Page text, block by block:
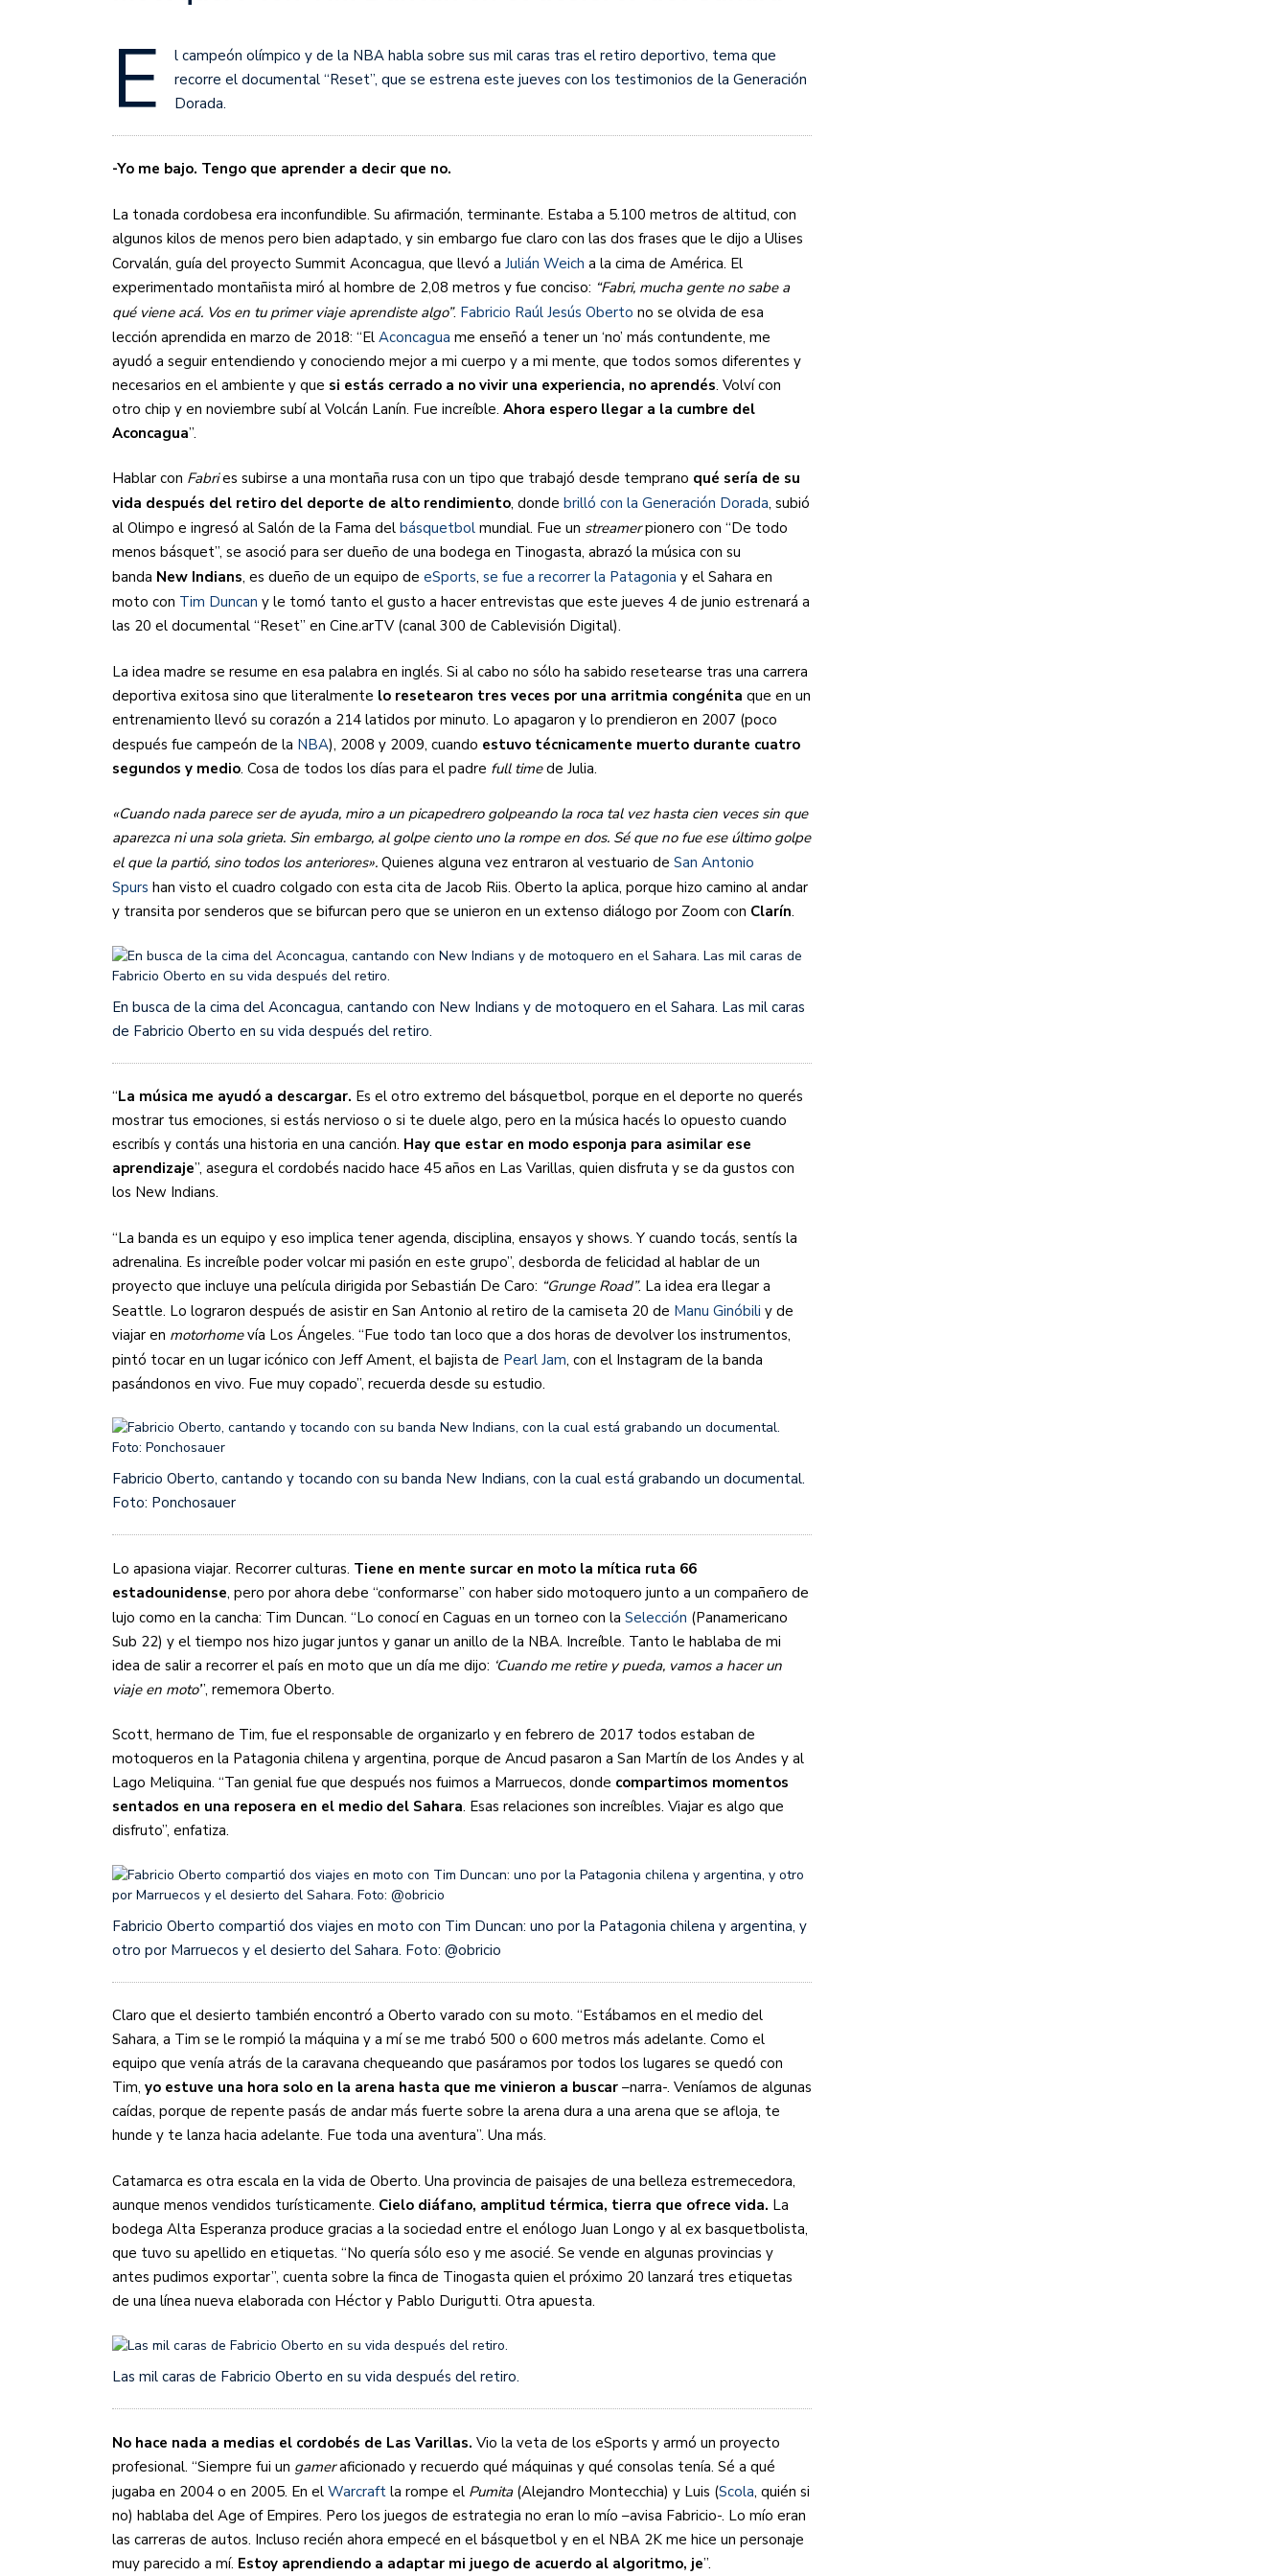
Empieza el Clausura: las diez cosas que tenés que saber
E
l campeón olímpico y de la NBA habla sobre sus mil caras tras el retiro deportivo, tema que
recorre el documental “Reset”, que se estrena este jueves con los testimonios de la Generación
Dorada.
-Yo me bajo. Tengo que aprender a decir que no.
La tonada cordobesa era inconfundible. Su afirmación, terminante. Estaba a 5.100 metros de altitud, con
algunos kilos de menos pero bien adaptado, y sin embargo fue claro con las dos frases que le dijo a Ulises
Corvalán, guía del proyecto Summit Aconcagua, que llevó a Julián Weich a la cima de América. El
experimentado montañista miró al hombre de 2,08 metros y fue conciso: “Fabri, mucha gente no sabe a
qué viene acá. Vos en tu primer viaje aprendiste algo”. Fabricio Raúl Jesús Oberto ​ no se olvida de esa
lección aprendida en marzo de 2018: “El Aconcagua me enseñó a tener un ‘no’ más contundente, me
ayudó a seguir entendiendo y conociendo mejor a mi cuerpo y a mi mente, que todos somos diferentes y
necesarios en el ambiente y que si estás cerrado a no vivir una experiencia, no aprendés. Volví con
otro chip y en noviembre subí al Volcán Lanín. Fue increíble. Ahora espero llegar a la cumbre del
Aconcagua”.
Hablar con Fabries subirse a una montaña rusa con un tipo que trabajó desde temprano qué sería de su
vida después del retiro del deporte de alto rendimiento, donde brilló con la Generación Dorada, subió
al Olimpo e ingresó al Salón de la Fama del básquetbol mundial. Fue un streamerpionero con “De todo
menos básquet”, se asoció para ser dueño de una bodega en Tinogasta, abrazó la música con su
banda New Indians, es dueño de un equipo de eSports, se fue a recorrer la Patagonia y el Sahara en
moto con Tim Duncan ​ y le tomó tanto el gusto a hacer entrevistas que este jueves 4 de junio estrenará a
las 20 el documental “Reset” en Cine.arTV (canal 300 de Cablevisión Digital).
La idea madre se resume en esa palabra en inglés. Si al cabo no sólo ha sabido resetearse tras una carrera
deportiva exitosa sino que literalmente lo resetearon tres veces por una arritmia congénita que en un
entrenamiento llevó su corazón a 214 latidos por minuto. Lo apagaron y lo prendieron en 2007 (poco
después fue campeón de la NBA), 2008 y 2009, cuando estuvo técnicamente muerto durante cuatro
segundos y medio. Cosa de todos los días para el padre full timede Julia.
«Cuando nada parece ser de ayuda, miro a un picapedrero golpeando la roca tal vez hasta cien veces sin que
aparezca ni una sola grieta. Sin embargo, al golpe ciento uno la rompe en dos. Sé que no fue ese último golpe
el que la partió, sino todos los anteriores». Quienes alguna vez entraron al vestuario de San Antonio
Spurs han visto el cuadro colgado con esta cita de Jacob Riis. Oberto la aplica, porque hizo camino al andar
y transita por senderos que se bifurcan pero que se unieron en un extenso diálogo por Zoom con Clarín.
En busca de la cima del Aconcagua, cantando con New Indians y de motoquero en el Sahara. Las mil caras
de Fabricio Oberto en su vida después del retiro.
“La música me ayudó a descargar. Es el otro extremo del básquetbol, porque en el deporte no querés
mostrar tus emociones, si estás nervioso o si te duele algo, pero en la música hacés lo opuesto cuando
escribís y contás una historia en una canción. Hay que estar en modo esponja para asimilar ese
aprendizaje”, asegura el cordobés nacido hace 45 años en Las Varillas, quien disfruta y se da gustos con
los New Indians.
“La banda es un equipo y eso implica tener agenda, disciplina, ensayos y shows. Y cuando tocás, sentís la
adrenalina. Es increíble poder volcar mi pasión en este grupo”, desborda de felicidad al hablar de un
proyecto que incluye una película dirigida por Sebastián De Caro: “Grunge Road”. La idea era llegar a
Seattle. Lo lograron después de asistir en San Antonio al retiro de la camiseta 20 de Manu Ginóbili y de
viajar en motorhomevía Los Ángeles. “Fue todo tan loco que a dos horas de devolver los instrumentos,
pintó tocar en un lugar icónico con Jeff Ament, el bajista de Pearl Jam​, con el Instagram de la banda
pasándonos en vivo. Fue muy copado”, recuerda desde su estudio.
Fabricio Oberto, cantando y tocando con su banda New Indians, con la cual está grabando un documental.
Foto: Ponchosauer
Lo apasiona viajar. Recorrer culturas. Tiene en mente surcar en moto la mítica ruta 66
estadounidense, pero por ahora debe “conformarse” con haber sido motoquero junto a un compañero de
lujo como en la cancha: Tim Duncan​. “Lo conocí en Caguas en un torneo con la Selección (Panamericano
Sub 22) y el tiempo nos hizo jugar juntos y ganar un anillo de la NBA. Increíble. Tanto le hablaba de mi
idea de salir a recorrer el país en moto que un día me dijo: ‘Cuando me retire y pueda, vamos a hacer un
viaje en moto’”, rememora Oberto.
Scott, hermano de Tim, fue el responsable de organizarlo y en febrero de 2017 todos estaban de
motoqueros en la Patagonia chilena y argentina, porque de Ancud pasaron a San Martín de los Andes y al
Lago Meliquina. “Tan genial fue que después nos fuimos a Marruecos, donde compartimos momentos
sentados en una reposera en el medio del Sahara. Esas relaciones son increíbles. Viajar es algo que
disfruto”, enfatiza.
Fabricio Oberto compartió dos viajes en moto con Tim Duncan: uno por la Patagonia chilena y argentina, y
otro por Marruecos y el desierto del Sahara. Foto: @obricio
Claro que el desierto también encontró a Oberto varado con su moto. “Estábamos en el medio del
Sahara, a Tim se le rompió la máquina y a mí se me trabó 500 o 600 metros más adelante. Como el
equipo que venía atrás de la caravana chequeando que pasáramos por todos los lugares se quedó con
Tim, yo estuve una hora solo en la arena hasta que me vinieron a buscar –narra-. Veníamos de algunas
caídas, porque de repente pasás de andar más fuerte sobre la arena dura a una arena que se afloja, te
hunde y te lanza hacia adelante. Fue toda una aventura”. Una más.
Catamarca es otra escala en la vida de Oberto. Una provincia de paisajes de una belleza estremecedora,
aunque menos vendidos turísticamente. Cielo diáfano, amplitud térmica, tierra que ofrece vida. La
bodega Alta Esperanza produce gracias a la sociedad entre el enólogo Juan Longo y al ex basquetbolista,
que tuvo su apellido en etiquetas. “No quería sólo eso y me asocié. Se vende en algunas provincias y
antes pudimos exportar”, cuenta sobre la finca de Tinogasta quien el próximo 20 lanzará tres etiquetas
de una línea nueva elaborada con Héctor y Pablo Durigutti. Otra apuesta.
Las mil caras de Fabricio Oberto en su vida después del retiro.
No hace nada a medias el cordobés de Las Varillas. Vio la veta de los eSports y armó un proyecto
profesional. “Siempre fui un gameraficionado y recuerdo qué máquinas y qué consolas tenía. Sé a qué
jugaba en 2004 o en 2005. En el Warcraft la rompe el Pumita(Alejandro Montecchia) y Luis (Scola, quién si
no) hablaba del Age of Empires. Pero los juegos de estrategia no eran lo mío –avisa Fabricio-. Lo mío eran
las carreras de autos. Incluso recién ahora empecé en el básquetbol y en el NBA 2K me hice un personaje
muy parecido a mí. Estoy aprendiendo a adaptar mi juego de acuerdo al algoritmo, je”.